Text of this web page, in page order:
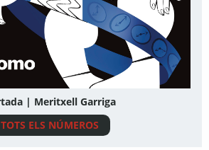
| Meritxell Garriga
TOTS ELS NÚMEROS